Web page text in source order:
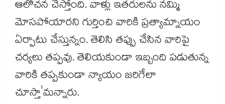
ఆలోచన చేస్తోంది. వాళ్లు ఇతరులను నమ్మి
మోసపోయారని గుర్తించి వారికి ప్రత్యామ్నాయం
ఏర్పాటు చేస్తున్నం. తెలిసి తప్పు చేసిన వారిపై
చర్యలు తప్పవు. తెలియకుండా ఇబ్బంది పడుతున్న
వారికి తప్పకుండా న్యాయం జరిగేలా
చూస్తా'మన్నారు.